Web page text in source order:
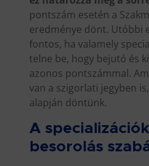
pontszám esetén a
eredménye dönt. Utóbbi
fontos, ha valamely
telne be, hogy bejutó és
azonos pontszámmal.
van a szigorlati jegyben
alapján döntünk.
A
besorolás